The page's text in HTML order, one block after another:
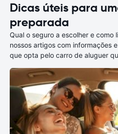
Dicas úteis para
preparada
Qual o seguro a escolher e como
nossos artigos com informações
que opta pelo carro de aluguer